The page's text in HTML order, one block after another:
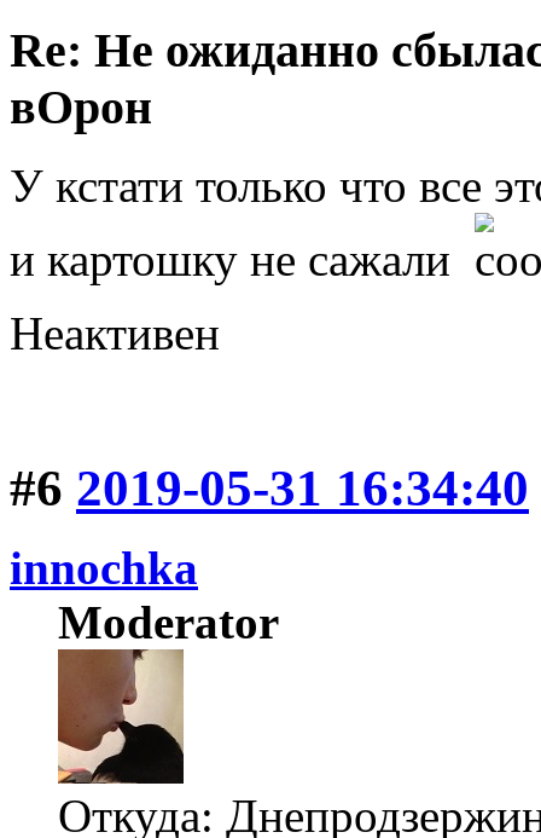
Re: Не ожиданно
вОрон
У кстати только что все
и картошку не сажали
Неактивен
#6 2019-05-31 16:34:40
innochka
Moderator
Откуда: